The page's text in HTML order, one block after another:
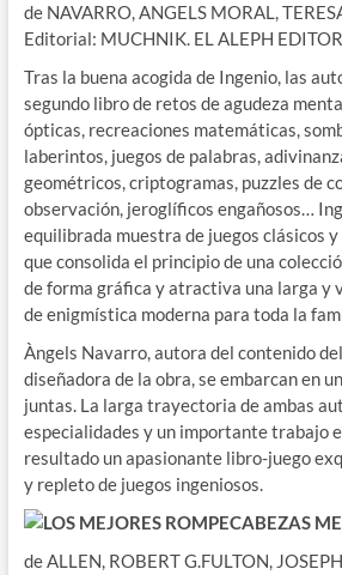
de NAVARRO, ANGELS MORAL,
Editorial: MUCHNIK. EL ALEPH
Tras la buena acogida de Ingenio, las
segundo libro de retos de agudeza
ópticas, recreaciones matemáticas,
laberintos, juegos de palabras,
geométricos, criptogramas, puzzles de
observación, jeroglíficos engañosos…
equilibrada muestra de juegos clásicos
que consolida el principio de una
de forma gráfica y atractiva una larga y
de enigmística moderna para toda la
Àngels Navarro, autora del contenido
diseñadora de la obra, se embarcan en
juntas. La larga trayectoria de ambas
especialidades y un importante trabajo
resultado un apasionante libro-juego
y repleto de juegos ingeniosos.
LOS MEJORES ROMPECABEZAS
de ALLEN, ROBERT G.FULTON,